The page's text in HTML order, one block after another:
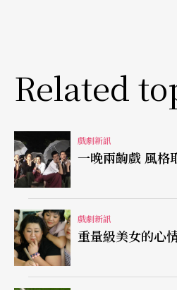
Related
戲劇新訊
一晚兩齣戲 風格
戲劇新訊
重量級美女的心